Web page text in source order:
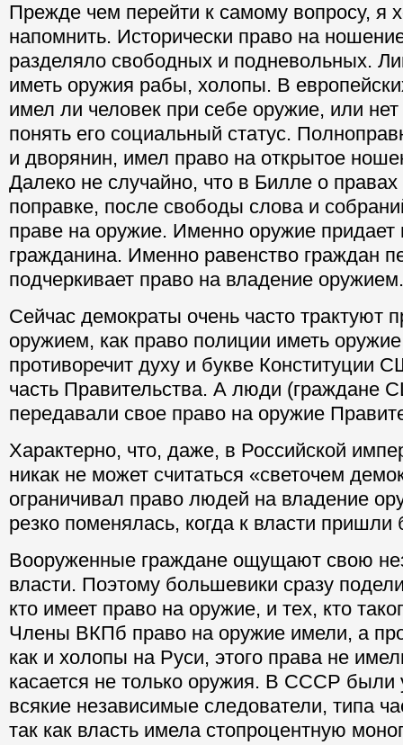
Прежде чем перейти к самому вопросу, я
напомнить. Исторически право на
разделяло свободных и подневольных.
иметь оружия рабы, холопы. В
имел ли человек при себе оружие, или
понять его социальный статус.
и дворянин, имел право на открытое
Далеко не случайно, что в Билле о
поправке, после свободы слова и
праве на оружие. Именно оружие придает
гражданина. Именно равенство граждан
подчеркивает право на владение оружием.
Сейчас демократы очень часто трактуют
оружием, как право полиции иметь
противоречит духу и букве Конституции
часть Правительства. А люди (граждане
передавали свое право на оружие
Характерно, что, даже, в Российской
никак не может считаться «светочем
ограничивал право людей на владение
резко поменялась, когда к власти
Вооруженные граждане ощущают свою
власти. Поэтому большевики сразу
кто имеет право на оружие, и тех, кто
Члены ВКПб право на оружие имели, а
как и холопы на Руси, этого права не
касается не только оружия. В СССР были
всякие независимые следователи, типа
так как власть имела стопроцентную